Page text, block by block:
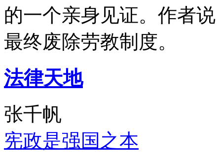
的一个亲身见证。作者
最终废除劳教制度。
法律天地
张千帆
宪政是强国之本